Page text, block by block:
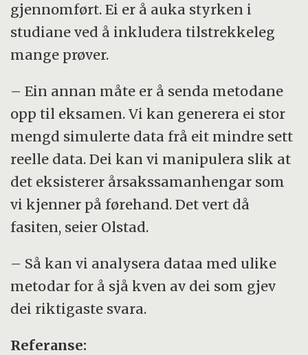
gjennomført. Ei er å auka styrken i
studiane ved å inkludera tilstrekkeleg
mange prøver.
– Ein annan måte er å senda metodane
opp til eksamen. Vi kan generera ei stor
mengd simulerte data frå eit mindre sett
reelle data. Dei kan vi manipulera slik at
det eksisterer årsakssamanhengar som
vi kjenner på førehand. Det vert då
fasiten, seier Olstad.
– Så kan vi analysera dataa med ulike
metodar for å sjå kven av dei som gjev
dei riktigaste svara.
Referanse: